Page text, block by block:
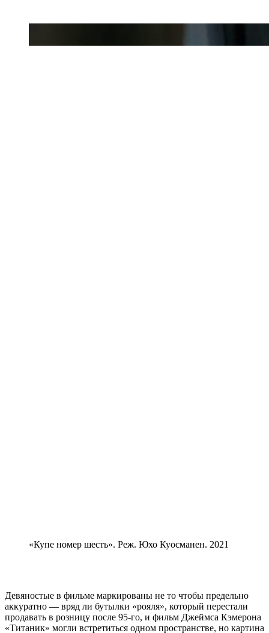
«Купе номер шесть». Реж. Юхо Куосманен. 2021
Девяностые в фильме маркированы не то чтобы предельно
аккуратно — вряд ли бутылки «рояля», который перестали
продавать в розницу после 95-го, и фильм Джеймса Кэмерона
«Титаник» могли встретиться одном пространстве, но картина